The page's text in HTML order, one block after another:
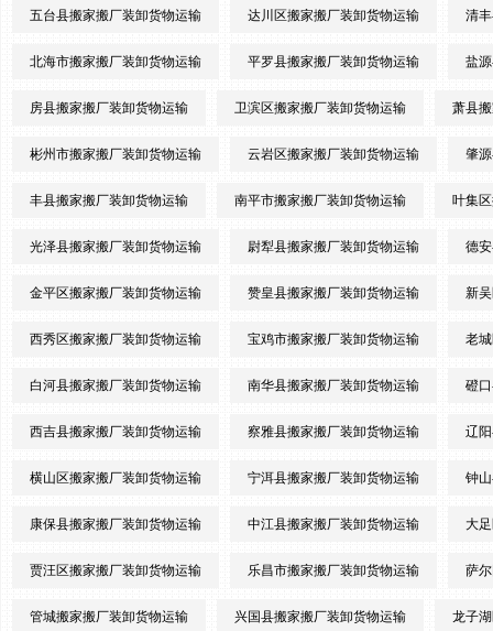
五台县搬家搬厂装卸货物运输 达川区搬家搬厂装卸货物运输 清
北海市搬家搬厂装卸货物运输 平罗县搬家搬厂装卸货物运输 盐
房县搬家搬厂装卸货物运输 卫滨区搬家搬厂装卸货物运输 萧县
彬州市搬家搬厂装卸货物运输 云岩区搬家搬厂装卸货物运输 肇
丰县搬家搬厂装卸货物运输 南平市搬家搬厂装卸货物运输 叶集
光泽县搬家搬厂装卸货物运输 尉犁县搬家搬厂装卸货物运输 德
金平区搬家搬厂装卸货物运输 赞皇县搬家搬厂装卸货物运输 新
西秀区搬家搬厂装卸货物运输 宝鸡市搬家搬厂装卸货物运输 老
白河县搬家搬厂装卸货物运输 南华县搬家搬厂装卸货物运输 磴
西吉县搬家搬厂装卸货物运输 察雅县搬家搬厂装卸货物运输 辽
横山区搬家搬厂装卸货物运输 宁洱县搬家搬厂装卸货物运输 钟
康保县搬家搬厂装卸货物运输 中江县搬家搬厂装卸货物运输 大
贾汪区搬家搬厂装卸货物运输 乐昌市搬家搬厂装卸货物运输 萨
管城搬家搬厂装卸货物运输 兴国县搬家搬厂装卸货物运输 龙子